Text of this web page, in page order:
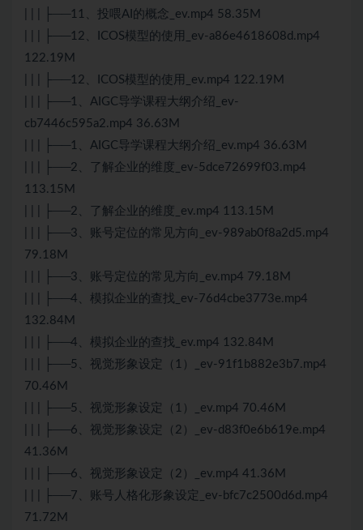
| | | ├──11、投喂AI的概念_ev.mp4 58.35M
| | | ├──12、ICOS模型的使用_ev-a86e4618608d.mp4
122.19M
| | | ├──12、ICOS模型的使用_ev.mp4 122.19M
| | | ├──1、AIGC导学课程大纲介绍_ev-
cb7446c595a2.mp4 36.63M
| | | ├──1、AIGC导学课程大纲介绍_ev.mp4 36.63M
| | | ├──2、了解企业的维度_ev-5dce72699f03.mp4
113.15M
| | | ├──2、了解企业的维度_ev.mp4 113.15M
| | | ├──3、账号定位的常见方向_ev-989ab0f8a2d5.mp4
79.18M
| | | ├──3、账号定位的常见方向_ev.mp4 79.18M
| | | ├──4、模拟企业的查找_ev-76d4cbe3773e.mp4
132.84M
| | | ├──4、模拟企业的查找_ev.mp4 132.84M
| | | ├──5、视觉形象设定（1）_ev-91f1b882e3b7.mp4
70.46M
| | | ├──5、视觉形象设定（1）_ev.mp4 70.46M
| | | ├──6、视觉形象设定（2）_ev-d83f0e6b619e.mp4
41.36M
| | | ├──6、视觉形象设定（2）_ev.mp4 41.36M
| | | ├──7、账号人格化形象设定_ev-bfc7c2500d6d.mp4
71.72M